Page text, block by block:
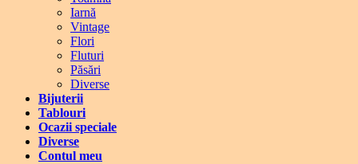
Iarnă
Vintage
Flori
Fluturi
Păsări
Diverse
Bijuterii
Tablouri
Ocazii speciale
Diverse
Contul meu